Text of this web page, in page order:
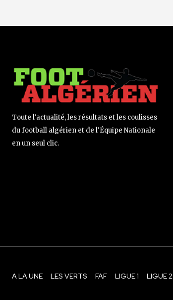
Toute l'actualité, les résultats et les coulisses
du football algérien et de l'Équipe Nationale
en un seul clic.
A LA UNE LES VERTS FAF LIGUE 1 LIGUE 2